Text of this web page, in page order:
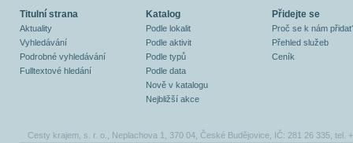
Titulní strana
Aktuality
Vyhledávání
Podrobné vyhledávání
Fulltextové hledání
Katalog
Podle lokalit
Podle aktivit
Podle typů
Podle data
Nově v katalogu
Nejbližší akce
Přidejte se
Proč se k nám
Přehled služeb
Ceník
Cesty krajem, s. r. o., Neplachova 1, 370 04, České Budějovice, IČ: 281 26 335, tel.